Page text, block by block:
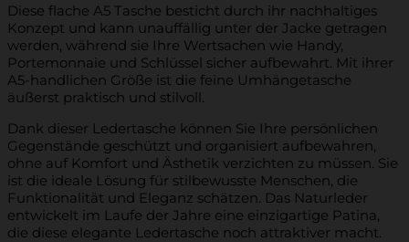
Diese flache A5 Tasche besticht durch ihr nachhaltiges
Konzept und kann unauffällig unter der Jacke getragen
werden, während sie Ihre Wertsachen wie Handy,
Portemonnaie und Schlüssel sicher aufbewahrt. Mit ihrer
A5-handlichen Größe ist die feine Umhängetasche
äußerst praktisch und stilvoll.
Dank dieser Ledertasche können Sie Ihre persönlichen
Gegenstände geschützt und organisiert aufbewahren,
ohne auf Komfort und Ästhetik verzichten zu müssen. Sie
ist die ideale Lösung für stilbewusste Menschen, die
Funktionalität und Eleganz schätzen. Das Naturleder
entwickelt im Laufe der Jahre eine einzigartige Patina,
die diese elegante Ledertasche noch attraktiver macht.